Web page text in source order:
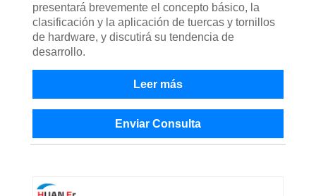
presentará brevemente el concepto básico, la
clasificación y la aplicación de tuercas y tornillos
de hardware, y discutirá su tendencia de
desarrollo.
Leer más
Enviar Consulta